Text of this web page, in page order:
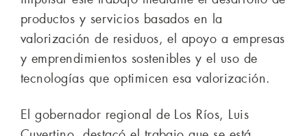
productos y servicios basados en la
valorización de residuos, el apoyo a empresas
y emprendimientos sostenibles y el uso de
tecnologías que optimicen esa valorización.
El gobernador regional de Los Ríos, Luis